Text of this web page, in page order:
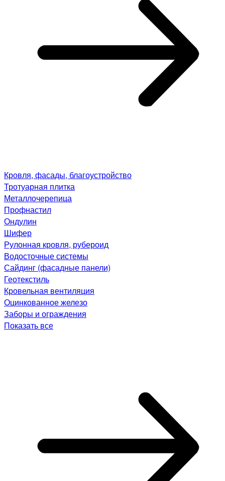
Кровля, фасады, благоустройство
Тротуарная плитка
Металлочерепица
Профнастил
Ондулин
Шифер
Рулонная кровля, рубероид
Водосточные системы
Сайдинг (фасадные панели)
Геотекстиль
Кровельная вентиляция
Оцинкованное железо
Заборы и ограждения
Показать все